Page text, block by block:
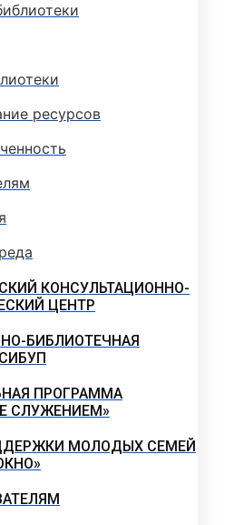
ресурсов
КОНСУЛЬТАЦИОННО-
ЦЕНТР
БИБЛИОТЕЧНАЯ
ПРОГРАММА
СЛУЖЕНИЕМ»
МОЛОДЫХ СЕМЕЙ